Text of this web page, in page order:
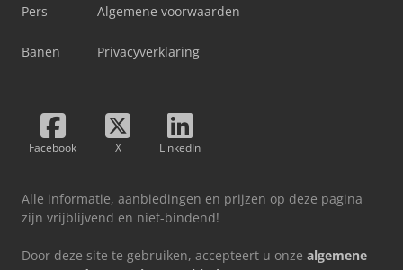
Pers
Banen
Algemene voorwaarden
Privacyverklaring
Facebook X LinkedIn
Alle informatie, aanbiedingen en prijzen op deze pagina
zijn vrijblijvend en niet-bindend!
Door deze site te gebruiken, accepteert u onze algemene